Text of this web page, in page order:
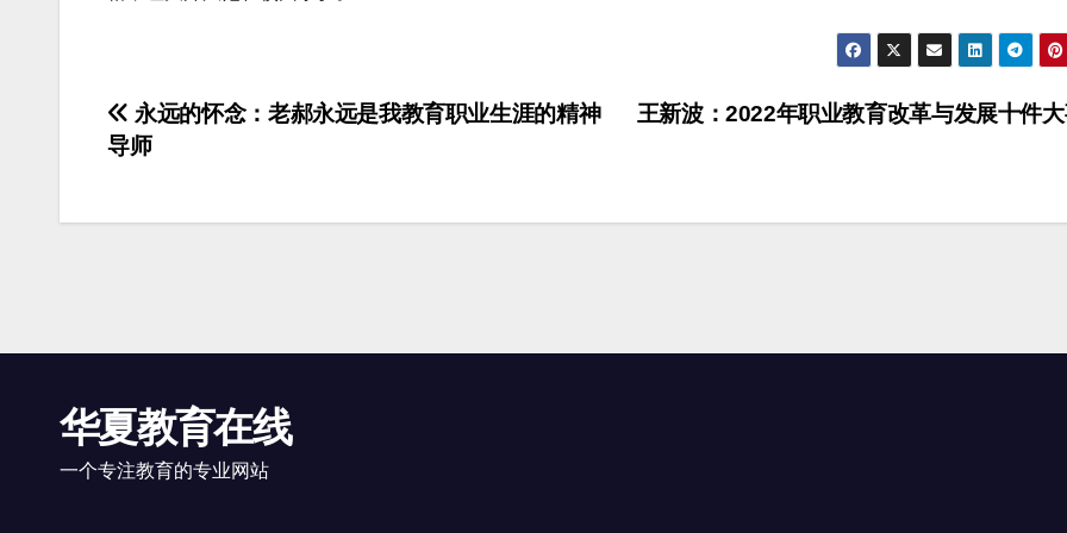
文
章
导
王新波：2022年职业教育改革与发展十件
永远的怀念：老郝永远是我教育职业生涯的精神
导师
华夏教育在线
一个专注教育的专业网站